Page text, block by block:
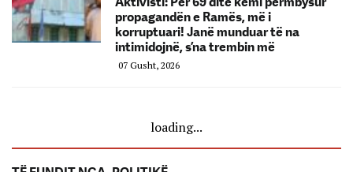
propagandën e Ramës, më i
korruptuari! Janë munduar të na
intimidojnë, s’na trembin më
07 Gusht, 2026
loading...